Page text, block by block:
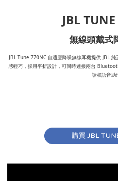
JBL
無線頭戴式
JBL Tune 770NC 自適應降噪無線耳機提供 JBL
感輕巧，採用平折設計，可同時連接兩台
話和語音助
購買 JBL